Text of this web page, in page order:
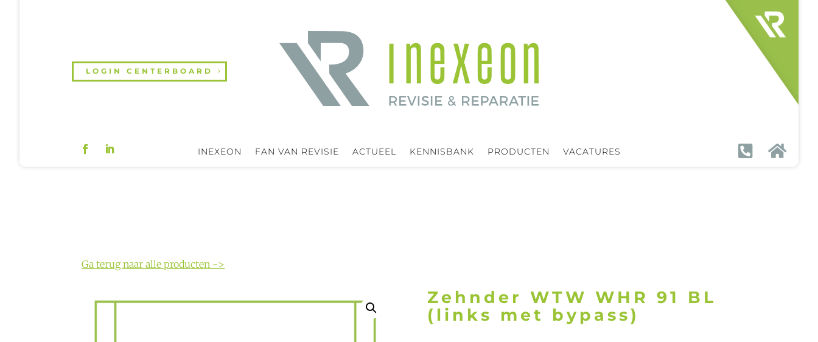
LOGIN CENTERBOARD
INEXEON FAN VAN REVISIE ACTUEEL KENNISBANK PRODUCTEN VACATURES  
Ga terug naar alle producten ->
Zehnder WTW WHR 91 BL
(links met bypass)